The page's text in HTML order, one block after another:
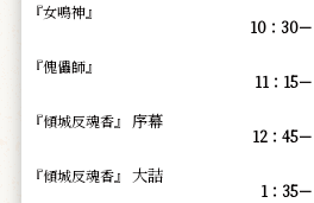
『女鳴神』
10：30－
『傀儡師』
11：15－
『傾城反魂香』 序幕
12：45－
『傾城反魂香』 大詰
1：35－